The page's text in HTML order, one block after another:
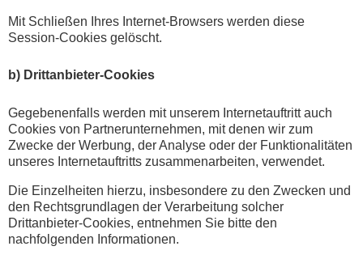
Mit Schließen Ihres Internet-Browsers werden diese
Session-Cookies gelöscht.
b) Drittanbieter-Cookies
Gegebenenfalls werden mit unserem Internetauftritt auch
Cookies von Partnerunternehmen, mit denen wir zum
Zwecke der Werbung, der Analyse oder der Funktionalitäten
unseres Internetauftritts zusammenarbeiten, verwendet.
Die Einzelheiten hierzu, insbesondere zu den Zwecken und
den Rechtsgrundlagen der Verarbeitung solcher
Drittanbieter-Cookies, entnehmen Sie bitte den
nachfolgenden Informationen.